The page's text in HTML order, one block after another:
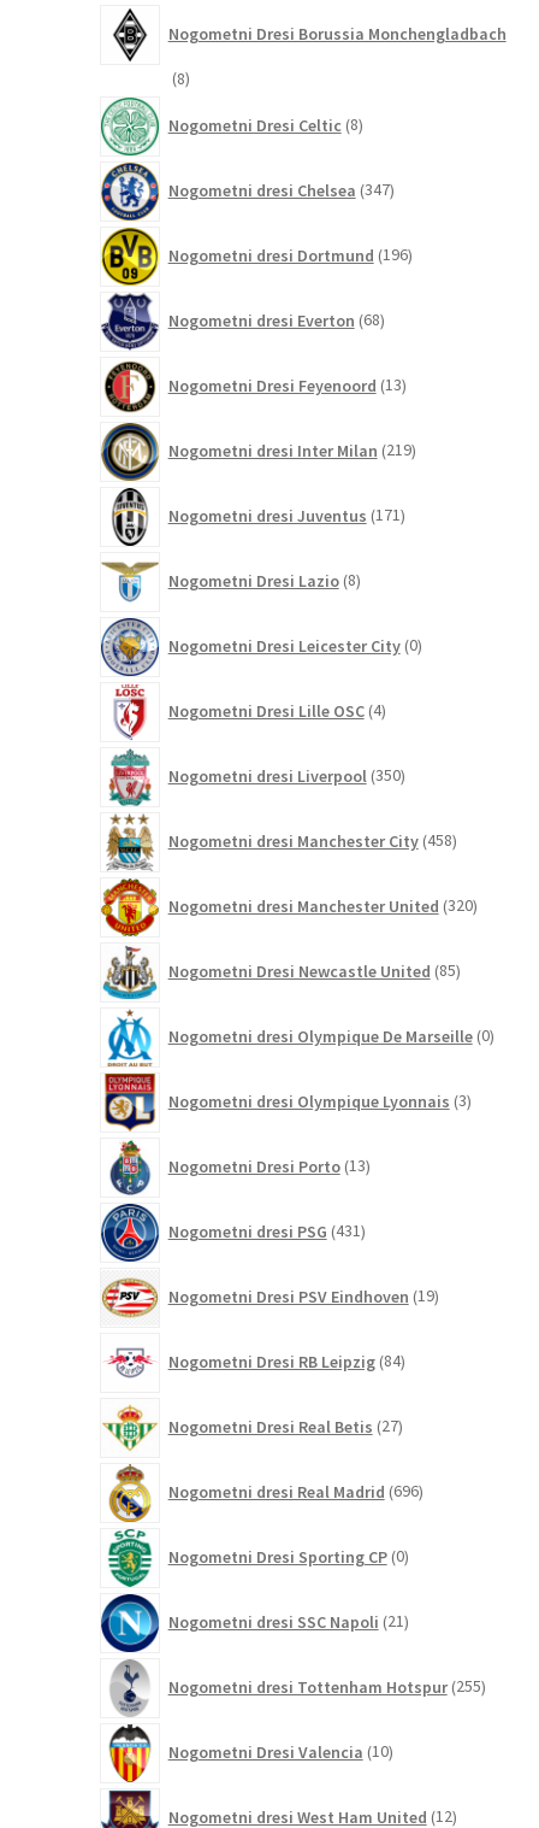
Nogometni Dresi Borussia Monchengladbach
88
Nogometni Dresi Celtic 8izdelkov
Nogometni dresi Chelsea 347izdelkov
Nogometni dresi Dortmund 196izdelkov
Nogometni dresi Everton 68izdelkov
Nogometni Dresi Feyenoord 13izdelkov
Nogometni dresi Inter Milan 219izdelkov
Nogometni dresi Juventus 171izdelkov
Nogometni Dresi Lazio 8izdelkov
Nogometni Dresi Leicester City 0izdelkov
Nogometni Dresi Lille OSC 4izdelki
Nogometni dresi Liverpool 350izdelkov
Nogometni dresi Manchester City 458izdelkov
Nogometni dresi Manchester United 320izdelkov
Nogometni Dresi Newcastle United 85izdelkov
Nogometni dresi Olympique De Marseille 0
Nogometni dresi Olympique Lyonnais 3izdelki
Nogometni Dresi Porto 13izdelkov
Nogometni dresi PSG 431izdelkov
Nogometni Dresi PSV Eindhoven 19izdelkov
Nogometni Dresi RB Leipzig 84izdelkov
Nogometni Dresi Real Betis 27izdelkov
Nogometni dresi Real Madrid 696izdelkov
Nogometni Dresi Sporting CP 0izdelkov
Nogometni dresi SSC Napoli 21izdelkov
Nogometni dresi Tottenham Hotspur 255
Nogometni Dresi Valencia 10izdelkov
Nogometni dresi West Ham United 12